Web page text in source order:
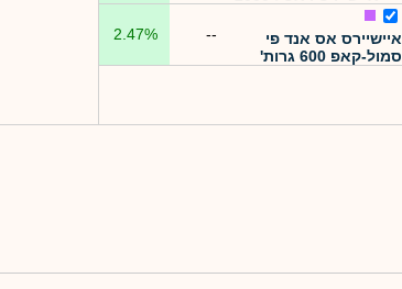
איישיירס אס אנד פי
סמול-קאפ 600 גרות'
--
2.47%